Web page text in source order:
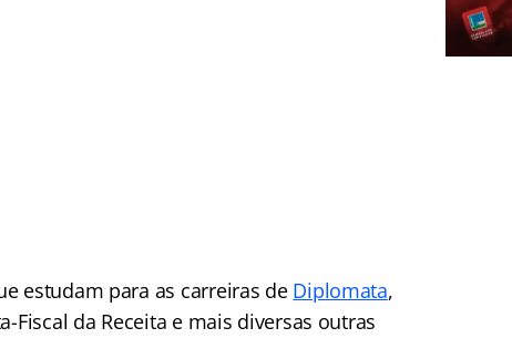
estudam para as carreiras de Diplomata,
Fiscal da Receita e mais diversas outras